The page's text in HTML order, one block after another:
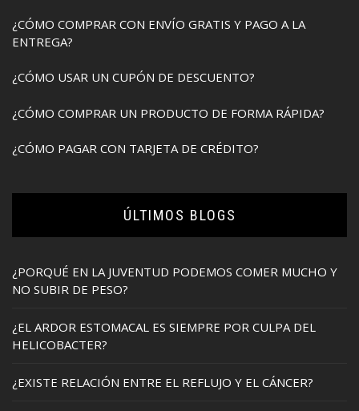
¿CÓMO COMPRAR CON ENVÍO GRATIS Y PAGO A LA
ENTREGA?
¿CÓMO USAR UN CUPÓN DE DESCUENTO?
¿CÓMO COMPRAR UN PRODUCTO DE FORMA RÁPIDA?
¿CÓMO PAGAR CON TARJETA DE CRÉDITO?
ÚLTIMOS BLOGS
¿PORQUÉ EN LA JUVENTUD PODEMOS COMER MUCHO Y
NO SUBIR DE PESO?
¿EL ARDOR ESTOMACAL ES SIEMPRE POR CULPA DEL
HELICOBACTER?
¿EXISTE RELACIÓN ENTRE EL REFLUJO Y EL CÁNCER?